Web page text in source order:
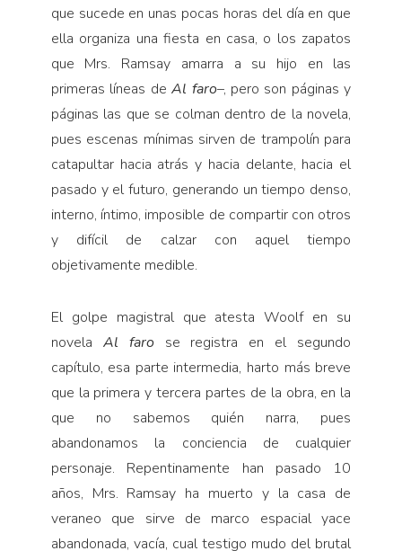
que sucede en unas pocas horas del día en que
ella organiza una fiesta en casa, o los zapatos
que Mrs. Ramsay amarra a su hijo en las
primeras líneas deAl faro–, pero son páginas y
páginas las que se colman dentro de la novela,
pues escenas mínimas sirven de trampolín para
catapultar hacia atrás y hacia delante, hacia el
pasado y el futuro, generando un tiempo denso,
interno, íntimo, imposible de compartir con otros
y difícil de calzar con aquel tiempo
objetivamente medible.
El golpe magistral que atesta Woolf en su
novela Al farose registra en el segundo
capítulo, esa parte intermedia, harto más breve
que la primera y tercera partes de la obra, en la
que no sabemos quién narra, pues
abandonamos la conciencia de cualquier
personaje. Repentinamente han pasado 10
años, Mrs. Ramsay ha muerto y la casa de
veraneo que sirve de marco espacial yace
abandonada, vacía, cual testigo mudo del brutal